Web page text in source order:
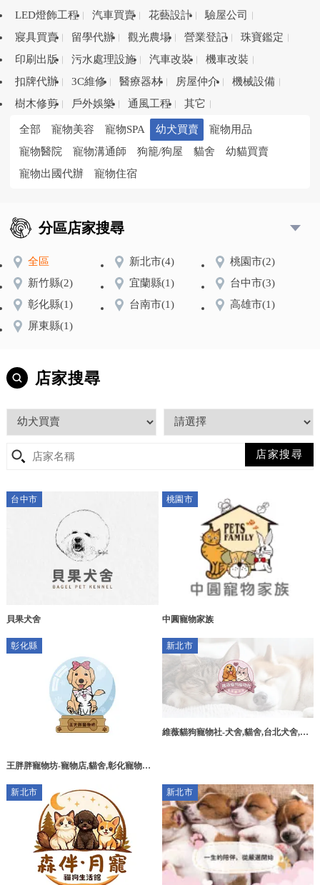
LED燈飾工程
汽車買賣 花藝設計
驗屋公司
寢具買賣
留學代辦 觀光農場 營業登記
珠寶鑑定
印刷出版
污水處理設施 汽車改裝
機車改裝
扣牌代辦
3C維修 醫療器材 房屋仲介
機械設備
樹木修剪
戶外娛樂 通風工程 其它
全部 寵物美容 寵物SPA 幼犬買賣
寵物用品
寵物醫院
寵物溝通師 狗籠/狗屋 貓舍
幼貓買賣
寵物出國代辦
寵物住宿
分區店家搜尋
全區 新北市(4) 桃園市(2)
新竹縣(2) 宜蘭縣(1) 台中市(3)
彰化縣(1) 台南市(1) 高雄市(1)
屏東縣(1)
店家搜尋
台中市
貝果犬舍
桃園市
中圓寵物家族
彰化縣
王胖胖寵物坊-寵物店,貓舍,彰化寵物店,
新北市
維薇貓狗寵物社-犬舍,貓舍,台北犬舍,林
新北市 新北市